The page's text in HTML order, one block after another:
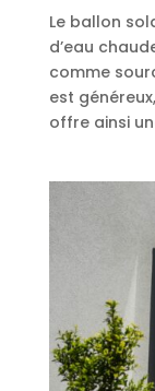
Le ballon
d’eau
comme
est
offre ainsi